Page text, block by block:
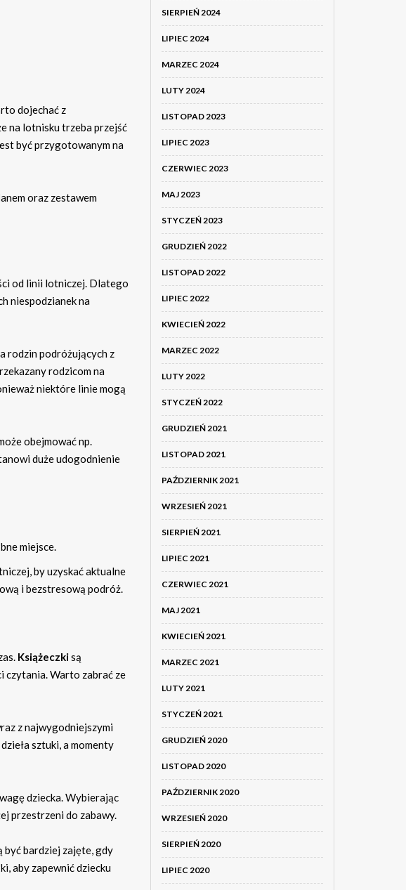
dojechać z
na lotnisku trzeba przejść
być przygotowanym na
oraz zestawem
od linii lotniczej. Dlatego
niespodzianek na
rodzin podróżujących z
rodzicom na
niektóre linie mogą
obejmować np.
duże udogodnienie
miejsce.
by uzyskać aktualne
i bezstresową podróż.
Książeczkisą
czytania. Warto zabrać ze
z najwygodniejszymi
sztuki, a momenty
dziecka. Wybierając
przestrzeni do zabawy.
być bardziej zajęte, gdy
aby zapewnić dziecku
SIERPIEŃ 2024
LIPIEC 2024
MARZEC 2024
LUTY 2024
LISTOPAD 2023
LIPIEC 2023
CZERWIEC 2023
MAJ 2023
STYCZEŃ 2023
GRUDZIEŃ 2022
LISTOPAD 2022
LIPIEC 2022
KWIECIEŃ 2022
MARZEC 2022
LUTY 2022
STYCZEŃ 2022
GRUDZIEŃ 2021
LISTOPAD 2021
PAŹDZIERNIK 2021
WRZESIEŃ 2021
SIERPIEŃ 2021
LIPIEC 2021
CZERWIEC 2021
MAJ 2021
KWIECIEŃ 2021
MARZEC 2021
LUTY 2021
STYCZEŃ 2021
GRUDZIEŃ 2020
LISTOPAD 2020
PAŹDZIERNIK 2020
WRZESIEŃ 2020
SIERPIEŃ 2020
LIPIEC 2020